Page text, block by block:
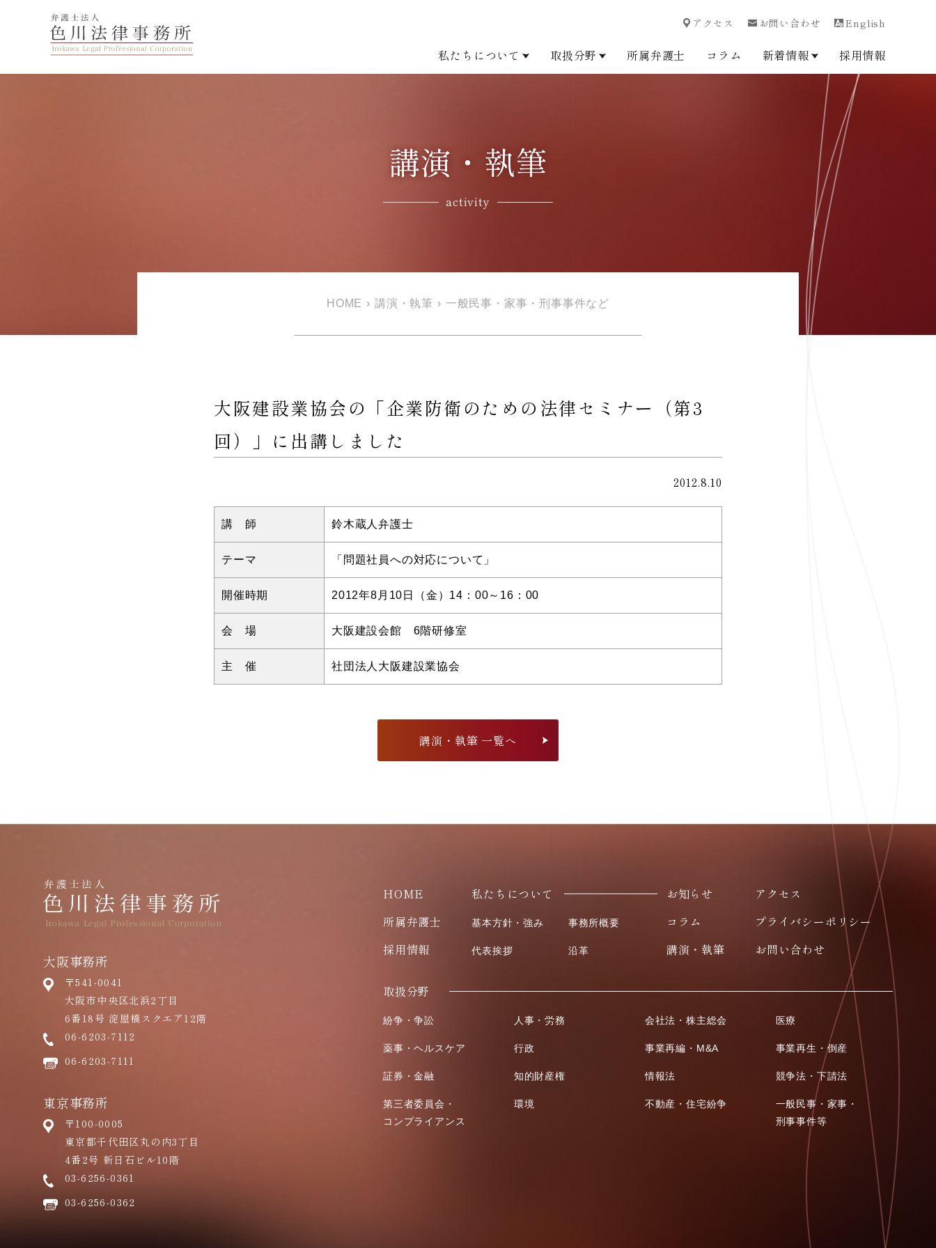
アクセス お問い合わせ English
私たちについて 取扱分野 所属弁護士 コラム 新着情報 採用情報
講演・執筆
activity
HOME › 講演・執筆 › 一般民事・家事・刑事事件など
大阪建設業協会の「企業防衛のための法律セミナー（第3
回）」に出講しました
2012.8.10
講 師 鈴木蔵人弁護士
テーマ 「問題社員への対応について」
開催時期 2012年8月10日（金）14：00～16：00
会 場 大阪建設会館 6階研修室
主 催 社団法人大阪建設業協会
講演・執筆 一覧へ
大阪事務所
〒541-0041
大阪市中央区北浜2丁目
6番18号 淀屋橋スクエア12階
06-6203-7112
06-6203-7111
東京事務所
〒100-0005
東京都千代田区丸の内3丁目
4番2号 新日石ビル10階
03-6256-0361
03-6256-0362
HOME
所属弁護士
採用情報
私たちについて
基本方針・強み 事務所概要
代表挨拶 沿革
お知らせ
コラム
講演・執筆
アクセス
プライバシーポリシー
お問い合わせ
取扱分野
紛争・争訟 人事・労務 会社法・株主総会 医療
薬事・ヘルスケア 行政 事業再編・M&A 事業再生・倒産
証券・金融 知的財産権 情報法 競争法・下請法
第三者委員会・
コンプライアンス
環境 不動産・住宅紛争
一般民事・家事・
刑事事件等